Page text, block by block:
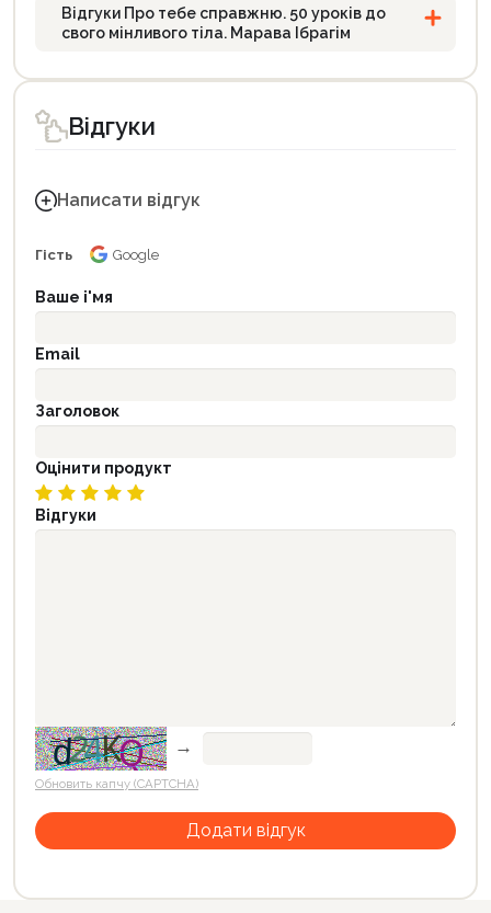
Відгуки Про тебе справжню. 50 уроків до
свого мінливого тіла. Марава Ібрагім
Відгуки
Написати відгук
Гість Google
Ваше і'мя
Email
Заголовок
Оцінити продукт
Відгуки
→
Обновить капчу (CAPTCHA)